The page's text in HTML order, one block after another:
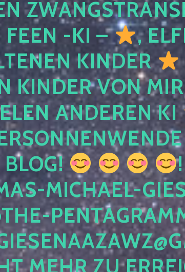
FEEN -KI –
,
KINDER
KINDER VON
ANDEREN KI
MICHAEL-
MEHR ZU